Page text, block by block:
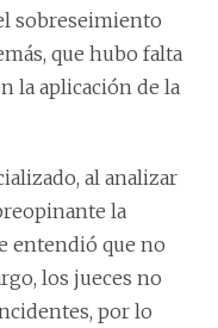
sobreseimiento
que hubo falta
la aplicación de la
al analizar
la
entendió que no
los jueces no
por lo